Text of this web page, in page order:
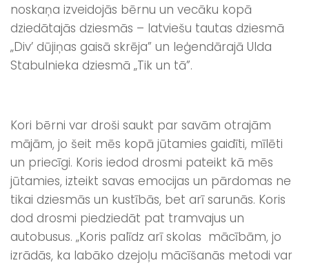
noskaņa izveidojās bērnu un vecāku kopā
dziedātajās dziesmās – latviešu tautas dziesmā
„Div’ dūjiņas gaisā skrēja” un leģendārajā Ulda
Stabulnieka dziesmā „Tik un tā”.
Kori bērni var droši saukt par savām otrajām
mājām, jo šeit mēs kopā jūtamies gaidīti, mīlēti
un priecīgi. Koris iedod drosmi pateikt kā mēs
jūtamies, izteikt savas emocijas un pārdomas ne
tikai dziesmās un kustībās, bet arī sarunās. Koris
dod drosmi piedziedāt pat tramvajus un
autobusus. „Koris palīdz arī skolas mācībām, jo
izrādās, ka labāko dzejoļu mācīšanās metodi var